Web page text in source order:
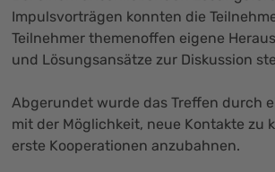
Impulsvorträgen konnten die
Teilnehmer themenoffen eigene
und Lösungsansätze zur Diskussion
Abgerundet wurde das Treffen durch
mit der Möglichkeit, neue Kontakte zu
erste Kooperationen anzubahnen.